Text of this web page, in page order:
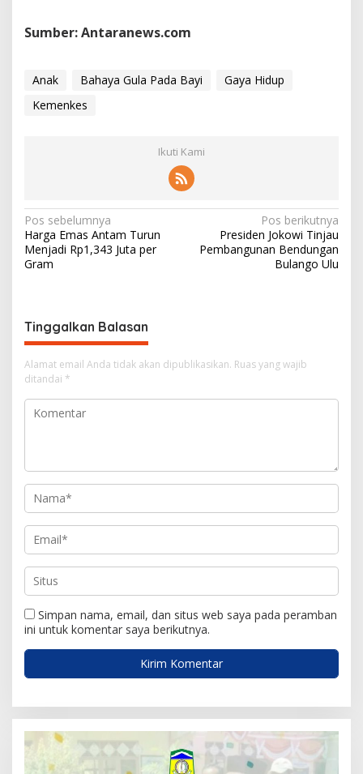
Sumber: Antaranews.com
Anak Bahaya Gula Pada Bayi
Gaya Hidup
Kemenkes
Ikuti Kami
N
a
v
g
a
s
i
p
Pos sebelumnya
Harga Emas Antam Turun
Menjadi Rp1,343 Juta per
Gram
Pos berikutnya
Presiden Jokowi Tinjau
Pembangunan Bendungan
Bulango Ulu
Tinggalkan Balasan
Alamat email Anda tidak akan dipublikasikan. Ruas yang wajib
ditandai *
Simpan nama, email, dan situs web saya pada peramban
ini untuk komentar saya berikutnya.